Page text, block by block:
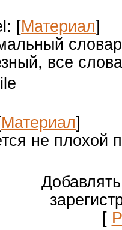
[Материал]
все
Материал]
не плохой
[